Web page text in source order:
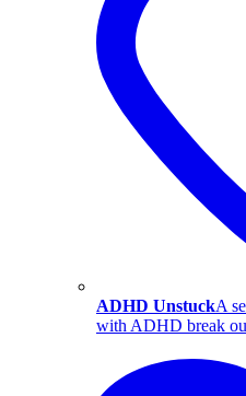
ADHD UnstuckA
with ADHD break